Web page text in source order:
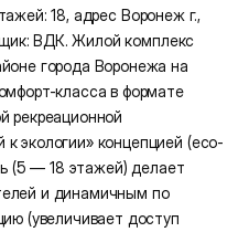
18, адрес Воронеж г.,
ВДК. Жилой комплекс
города Воронежа на
класса в формате
рекреационной
экологии» концепцией (eco-
(5 — 18 этажей) делает
и динамичным по
(увеличивает доступ